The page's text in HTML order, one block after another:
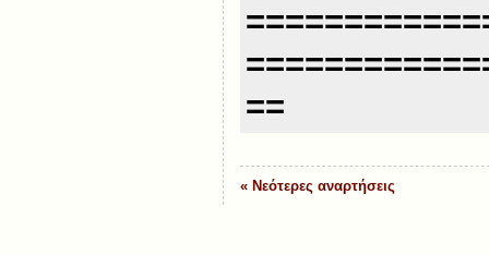
==
« Νεότερες αναρτήσεις